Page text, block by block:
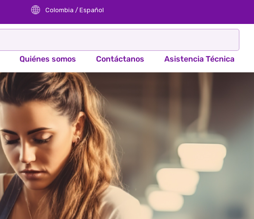
Colombia / Español
Quiénes somos Contáctanos Asistencia Técnica​